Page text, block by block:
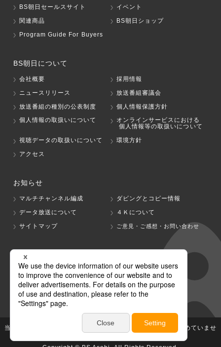
BS朝日セールスサイト
イベント
関連商品
BS朝日ショップ
Program Guide For Buyers
BS朝日について
会社概要
採用情報
ニュースリリース
放送番組審議会
放送番組の種別の公表制度
個人情報保護方針
個人情報の取扱いについて
オンラインサービスにおける
個人情報等の取扱いについて
視聴データの取扱いについて
環境方針
アクセス
お知らせ
マルチチャンネル編成
ダビングとコピー情報
データ放送について
４Ｋについて
サイトマップ
ご意見・ご感想・お問い合わせ
グループ会社
テレビ朝日 テレ朝チャンネル
当社が著作権、著作隣接権を有する放送番組等の無断利用は認めていませ
ん。